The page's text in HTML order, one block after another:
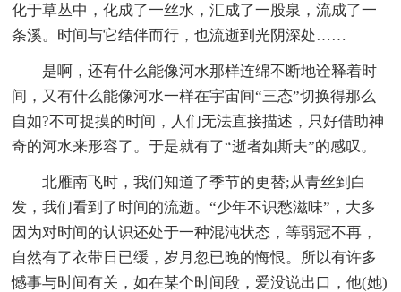
化于草丛中，化成了一丝水，汇成了一股泉，流成了一
条溪。时间与它结伴而行，也流逝到光阴深处……
是啊，还有什么能像河水那样连绵不断地诠释着时
间，又有什么能像河水一样在宇宙间“三态”切换得那么
自如?不可捉摸的时间，人们无法直接描述，只好借助神
奇的河水来形容了。于是就有了“逝者如斯夫”的感叹。
北雁南飞时，我们知道了季节的更替;从青丝到白
发，我们看到了时间的流逝。“少年不识愁滋味”，大多
因为对时间的认识还处于一种混沌状态，等弱冠不再，
自然有了衣带日已缓，岁月忽已晚的悔恨。所以有许多
憾事与时间有关，如在某个时间段，爱没说出口，他(她)